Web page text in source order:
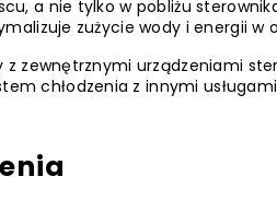
a nie tylko w pobliżu
zużycie wody i energii w
zewnętrznymi urządzeniami
chłodzenia z innymi